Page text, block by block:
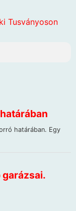
Tusványoson